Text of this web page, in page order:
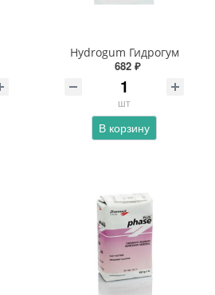
Hydrogum Гидрогум
682 ₽
шт
В корзину